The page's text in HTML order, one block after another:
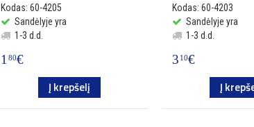
Kodas: 60-4205
Sandėlyje yra
1-3 d.d.
180€
Į krepšelį
Kodas: 60-4203
Sandėlyje yra
1-3 d.d.
3 10€
Į